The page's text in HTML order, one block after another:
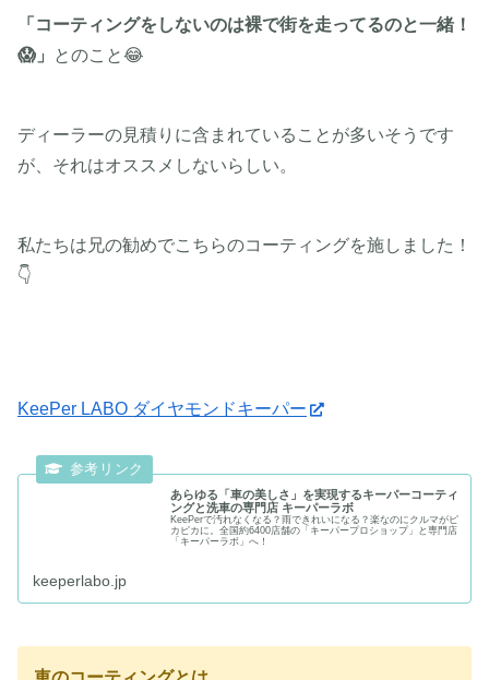
「コーティングをしないのは裸で街を走ってるのと一緒！
😱」
とのこと😂
ディーラーの見積りに含まれていることが多いそうです
が、それはオススメしないらしい。
私たちは兄の勧めでこちらのコーティングを施しました！
👇
KeePer LABO ダイヤモンドキーパー
あらゆる「車の美しさ」を実現するキーパーコーティ
ングと洗車の専門店 キーパーラボ
KeePerで汚れなくなる？雨できれいになる？楽なのにクルマがピ
カピカに。全国約6400店舗の「キーパープロショップ」と専門店
「キーパーラボ」へ！
keeperlabo.jp